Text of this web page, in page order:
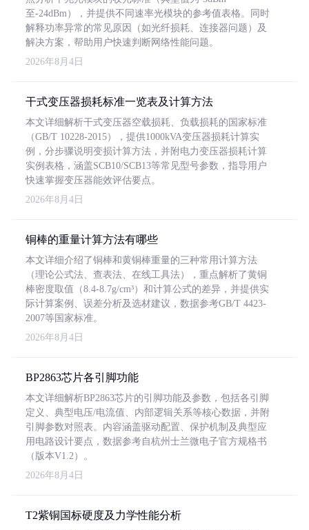
至-24dBm），并提供不同速率光模块的参考值表格。同时
解释功率异常的常见原因（如光纤损耗、连接器问题）及
解决方案，帮助用户快速判断网络性能问题。
2026年8月4日
干式变压器损耗标准一览表及计算方法
本文详细解析干式变压器空载损耗、负载损耗的国家标准
（GB/T 10228-2015），提供1000kVA变压器损耗计算实
例，分步骤说明变损计算方法，并附电力变压器损耗计算
实例表格，涵盖SCB10/SCB13等常见型号参数，指导用户
快速掌握变压器能效评估要点。
2026年8月4日
铜棒的重量计算方法有哪些
本文详细介绍了铜棒和黄铜棒重量的三种常用计算方法
（理论公式法、查表法、在线工具法），重点解析了黄铜
棒密度取值（8.4-8.7g/cm³）和计算公式的差异，并提供实
际计算案例、误差分析及选材建议，数据参考GB/T 4423-
2007等国家标准。
2026年8月4日
BP2863芯片各引脚功能
本文详细解析BP2863芯片的引脚功能及参数，包括各引脚
定义、典型电压/电流值、内部逻辑关系等核心数据，并附
引脚参数对照表。内容涵盖驱动配置、保护机制及典型应
用电路设计要点，数据参考自杭州士兰微电子官方规格书
（版本V1.2）。
2026年8月4日
T2紫铜国标硬度及力学性能分析